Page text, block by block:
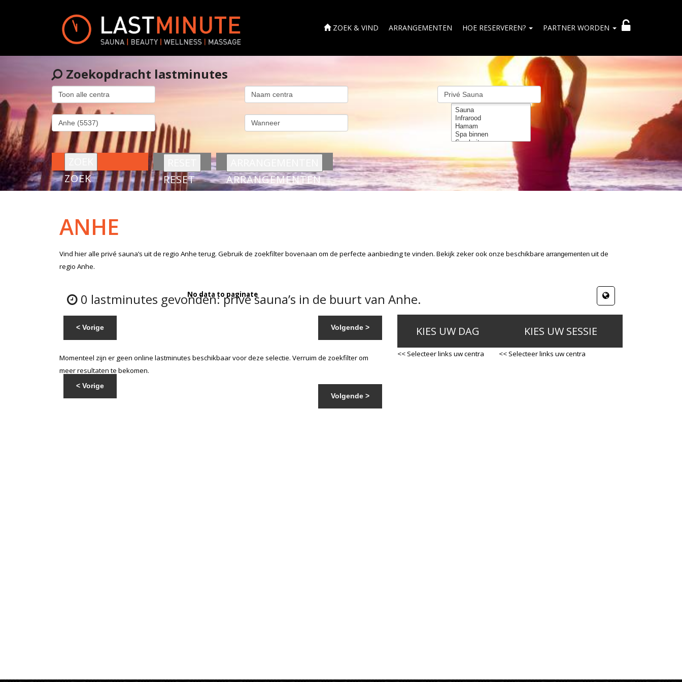
ZOEK & VIND ARRANGEMENTEN HOE RESERVEREN? PARTNER WORDEN
Zoekopdracht lastminutes
ZOEK RESET ARRANGEMENTEN
ANHE
Vind hier alle privé sauna’s uit de regio Anheterug. Gebruik de zoekfilter bovenaan om de perfecte aanbieding te vinden. Bekijk zeker ook onze beschikbare arrangementen uit de
regio Anhe.
0 lastminutes gevonden: privé sauna’s in de buurt van Anhe.
< Vorige Volgende >
No data to paginate
Momenteel zijn er geen online lastminutes beschikbaar voor deze selectie. Verruim de zoekfilter om
meer resultaten te bekomen.
< Vorige
Volgende >
KIES UW DAG
<< Selecteer links uw centra
KIES UW SESSIE
<< Selecteer links uw centra